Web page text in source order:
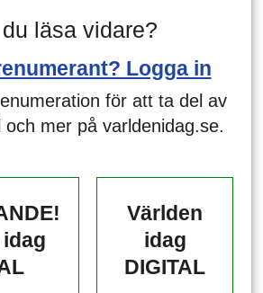
läsa vidare?
Logga in
för att ta del av
och mer på varldenidag.se.
Världen
idag
DIGITAL